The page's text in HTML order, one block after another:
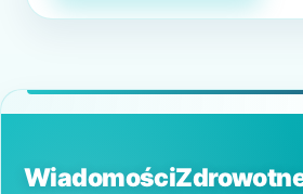
pociechę przed poważnymi
–